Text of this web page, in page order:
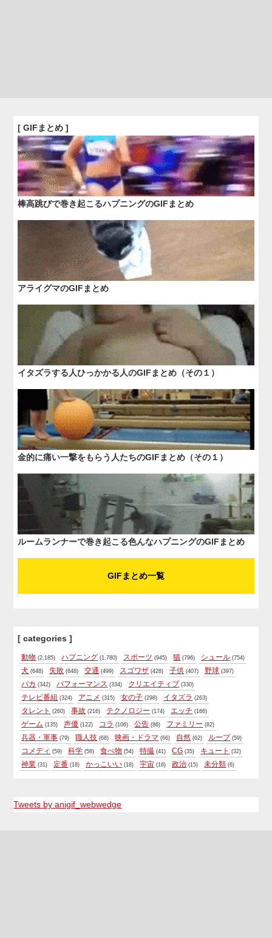
[ GIFまとめ ]
棒高跳びで巻き起こるハプニングのGIFまとめ
アライグマのGIFまとめ
イタズラする人ひっかかる人のGIFまとめ（その１）
金的に痛い一撃をもらう人たちのGIFまとめ（その１）
ルームランナーで巻き起こる色んなハプニングのGIFまとめ
GIFまとめ一覧
[ categories ]
動物 (2,185) ハプニング (1,780) スポーツ (945) 猫 (796) シュール (754)
犬 (648) 失敗 (648) 交通 (499) スゴワザ (428) 子供 (407) 野球 (397)
バカ (342) パフォーマンス (334) クリエイティブ (330)
テレビ番組 (324) アニメ (315) 女の子 (298) イタズラ (263)
タレント (260) 事故 (216) テクノロジー (174) エッチ (166)
ゲーム (135) 声優 (122) コラ (106) 公告 (86) ファミリー (82)
兵器・軍事 (79) 職人技 (68) 映画・ドラマ (66) 自然 (62) ループ (59)
コメディ (59) 科学 (58) 食べ物 (54) 特撮 (41) CG (35) キュート (32)
神業 (31) 定番 (18) かっこいい (18) 宇宙 (16) 政治 (15) 未分類 (6)
Tweets by anigif_webwedge